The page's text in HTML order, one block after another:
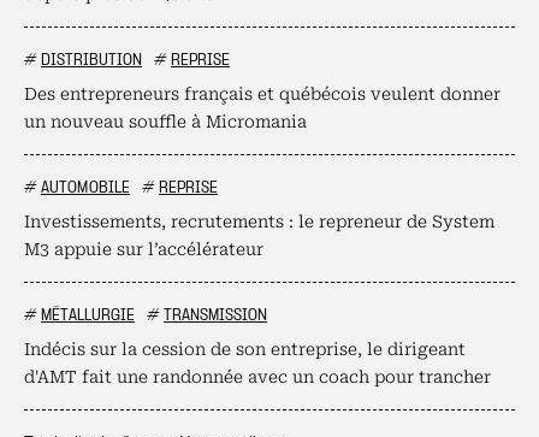
# DISTRIBUTION # REPRISE
Des entrepreneurs français et québécois veulent donner
un nouveau souffle à Micromania
# AUTOMOBILE # REPRISE
Investissements, recrutements : le repreneur de System
M3 appuie sur l’accélérateur
# MÉTALLURGIE # TRANSMISSION
Indécis sur la cession de son entreprise, le dirigeant
d'AMT fait une randonnée avec un coach pour trancher